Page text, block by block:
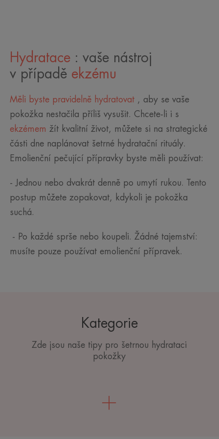
Hydratace : vaše nástroj
v případě ekzému
Měli byste pravidelně hydratovat , aby se vaše
pokožka nestačila příliš vysušit. Chcete-li i s
ekzémem žít kvalitní život, můžete si na strategické
části dne naplánovat šetrné hydratační rituály.
Emolienční pečující přípravky byste měli používat:
- Jednou nebo dvakrát denně po umytí rukou. Tento
postup můžete zopakovat, kdykoli je pokožka
suchá.
- Po každé sprše nebo koupeli. Žádné tajemství:
musíte pouze používat emolienční přípravek.
Kategorie
Zde jsou naše tipy pro šetrnou hydrataci
pokožky